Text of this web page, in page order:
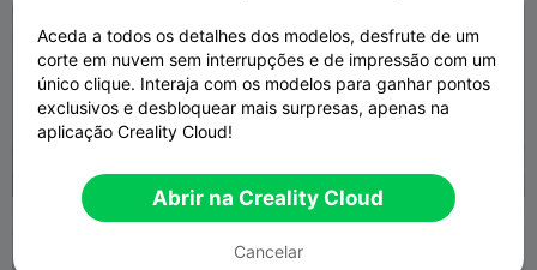
Aceda a todos os detalhes dos modelos, desfrute de um
corte em nuvem sem interrupções e de impressão com um
único clique. Interaja com os modelos para ganhar pontos
exclusivos e desbloquear mais surpresas, apenas na
aplicação Creality Cloud!
Abrir na Creality Cloud
Cancelar